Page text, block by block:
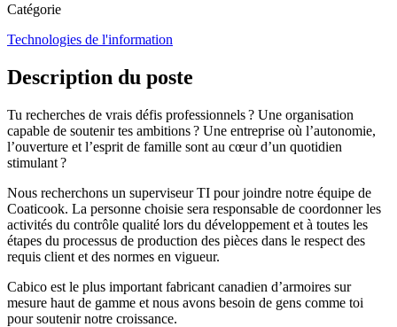
Catégorie
Technologies de l'information
Description du poste
Tu recherches de vrais défis professionnels ? Une organisation
capable de soutenir tes ambitions ? Une entreprise où l’autonomie,
l’ouverture et l’esprit de famille sont au cœur d’un quotidien
stimulant ?
Nous recherchons un superviseur TI pour joindre notre équipe de
Coaticook. La personne choisie sera responsable de coordonner les
activités du contrôle qualité lors du développement et à toutes les
étapes du processus de production des pièces dans le respect des
requis client et des normes en vigueur.
Cabico est le plus important fabricant canadien d’armoires sur
mesure haut de gamme et nous avons besoin de gens comme toi
pour soutenir notre croissance.